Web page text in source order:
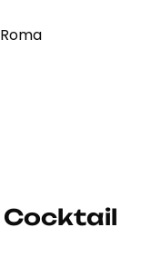
Cocktail